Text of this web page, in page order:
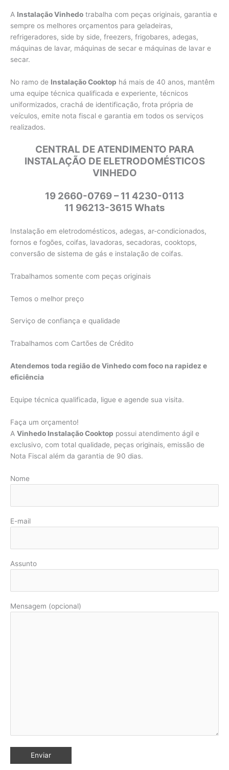
A Instalação Vinhedo trabalha com peças originais, garantia e
sempre os melhores orçamentos para geladeiras,
refrigeradores, side by side, freezers, frigobares, adegas,
máquinas de lavar, máquinas de secar e máquinas de lavar e
secar.
No ramo de Instalação Cooktop há mais de 40 anos, mantêm
uma equipe técnica qualificada e experiente, técnicos
uniformizados, crachá de identificação, frota própria de
veículos, emite nota fiscal e garantia em todos os serviços
realizados.
CENTRAL DE ATENDIMENTO PARA
INSTALAÇÃO DE ELETRODOMÉSTICOS
VINHEDO
19 2660-0769 – 11 4230-0113
11 96213-3615 Whats
Instalação em eletrodomésticos, adegas, ar-condicionados,
fornos e fogões, coifas, lavadoras, secadoras, cooktops,
conversão de sistema de gás e instalação de coifas.
Trabalhamos somente com peças originais
Temos o melhor preço
Serviço de confiança e qualidade
Trabalhamos com Cartões de Crédito
Atendemos toda região de Vinhedo com foco na rapidez e
eficiência
Equipe técnica qualificada, ligue e agende sua visita.
Faça um orçamento!
A Vinhedo Instalação Cooktop possui atendimento ágil e
exclusivo, com total qualidade, peças originais, emissão de
Nota Fiscal além da garantia de 90 dias.
Nome
E-mail
Assunto
Mensagem (opcional)